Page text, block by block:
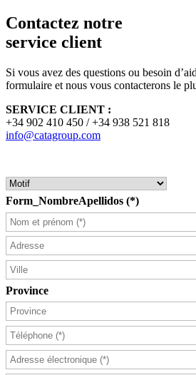
Contactez notre
service client
Si vous avez des questions ou besoin
formulaire et nous vous contacterons le
SERVICE CLIENT :
+34 902 410 450 / +34 938 521 818
info@catagroup.com
Form_NombreApellidos (*)
Province